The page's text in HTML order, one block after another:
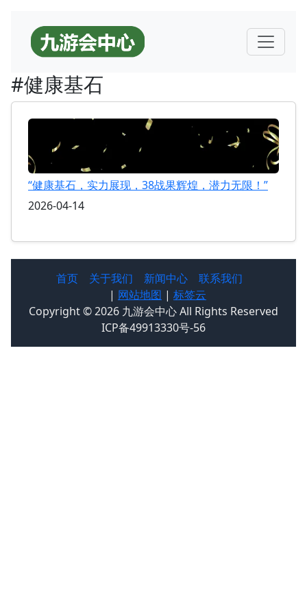
#健康基石
“健康基石，实力展现，38战果辉煌，潜力无限！”
2026-04-14
首页 关于我们 新闻中心
联系我们
| 网站地图 | 标签云
Copyright © 2026 九游会中心 All Rights Reserved
ICP备49913330号-56